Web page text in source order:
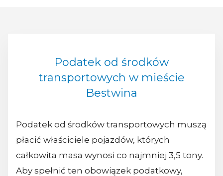
Podatek od środków
transportowych w mieście
Bestwina
Podatek od środków transportowych muszą
płacić właściciele pojazdów, których
całkowita masa wynosi co najmniej 3,5 tony.
Aby spełnić ten obowiązek podatkowy,